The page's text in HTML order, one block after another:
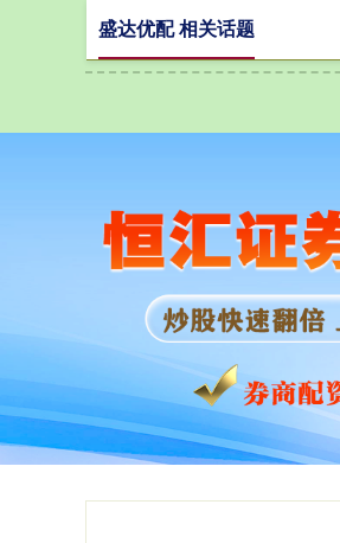
盛达优配 相关话题